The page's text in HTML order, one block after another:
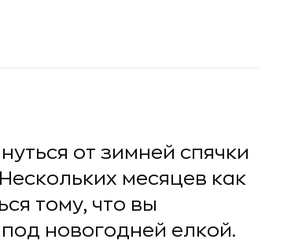
от зимней спячки
месяцев как
тому, что вы
новогодней елкой.